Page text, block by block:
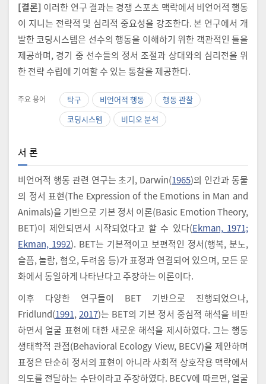
[결론] 이러한 연구 결과는 경쟁 스포츠 맥락에서 비언어적 행동
이 지니는 전략적 및 심리적 중요성을 강조한다. 본 연구에서 개
발한 코딩시스템은 선수의 행동을 이해하기 위한 객관적인 틀을
제공하며, 경기 중 선수들의 정서 조절과 상대와의 심리전을 위
한 전략 수립에 기여할 수 있는 통찰을 제공한다.
주요 용어 탁구 비언어적 행동
행동 관찰
코딩시스템
비디오 분석
서 론
비언어적 행동 관련 연구는 초기, Darwin(1965)의 인간과 동물
의 정서 표현(The Expression of the Emotions in Man and
Animals)을 기반으로 기본 정서 이론(Basic Emotion Theory,
BET)이 제안되면서 시작되었다고 할 수 있다(Ekman, 1971;
Ekman, 1992). BET는 기본적이고 보편적인 정서(행복, 분노,
슬픔, 놀람, 혐오, 두려움 등)가 표정과 연결되어 있으며, 모든 문
화에서 동일하게 나타난다고 주장하는 이론이다.
이후 다양한 연구들이 BET 기반으로 진행되었으나,
Fridlund(1991,2017)는 BET의 기본 정서 중심적 해석을 비판
하면서 얼굴 표현에 대한 새로운 해석을 제시하였다. 그는 행동
생태학적 관점(Behavioral Ecology View, BECV)을 제안하며
표정은 단순히 정서의 표현이 아니라 사회적 상호작용 맥락에서
의도를 전달하는 수단이라고 주장하였다. BECV에 따르면, 얼굴